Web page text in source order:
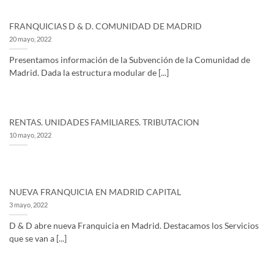
FRANQUICIAS D & D. COMUNIDAD DE MADRID
20 mayo, 2022
Presentamos información de la Subvención de la Comunidad de
Madrid. Dada la estructura modular de [...]
RENTAS. UNIDADES FAMILIARES. TRIBUTACION
10 mayo, 2022
NUEVA FRANQUICIA EN MADRID CAPITAL
3 mayo, 2022
D & D abre nueva Franquicia en Madrid. Destacamos los Servicios
que se van a [...]